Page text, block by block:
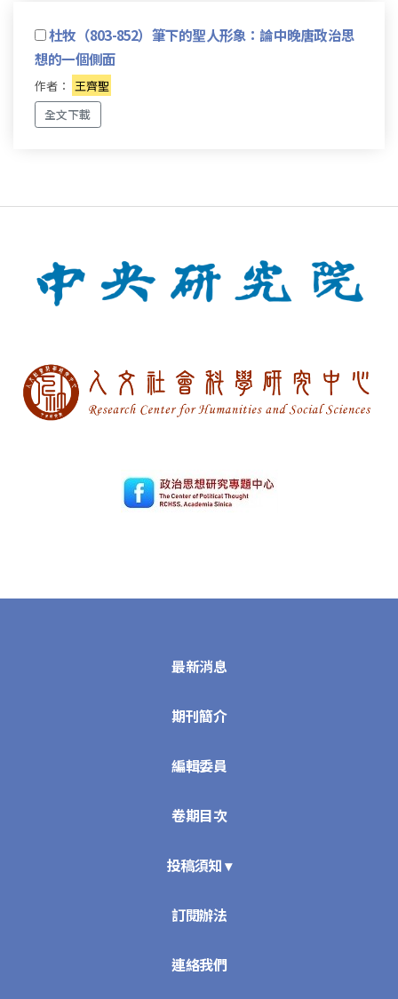
杜牧（803-852）筆下的聖人形象：論中晚唐政治思
想的一個側面
作者：
王齊聖
全文下載
最新消息
期刊簡介
編輯委員
卷期目次
投稿須知 ▾
訂閱辦法
連絡我們